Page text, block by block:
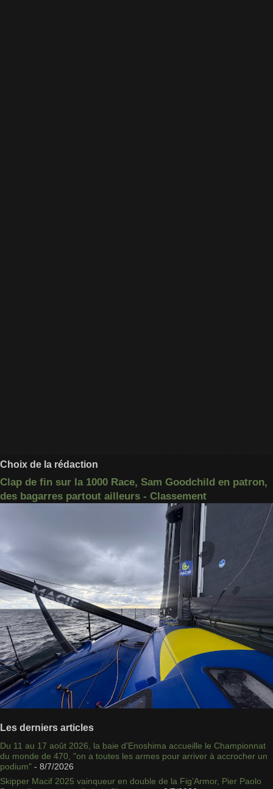
Choix de la rédaction
Clap de fin sur la 1000 Race, Sam Goodchild en patron,
des bagarres partout ailleurs - Classement
Les derniers articles
Du 11 au 17 août 2026, la baie d'Enoshima accueille le Championnat
du monde de 470, "on a toutes les armes pour arriver à accrocher un
podium" - 8/7/2026
Skipper Macif 2025 vainqueur en double de la Fig’Armor, Pier Paolo